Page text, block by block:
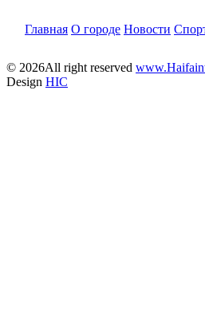
Главная О городе Новости
© 2026All right reserved
Design HIC